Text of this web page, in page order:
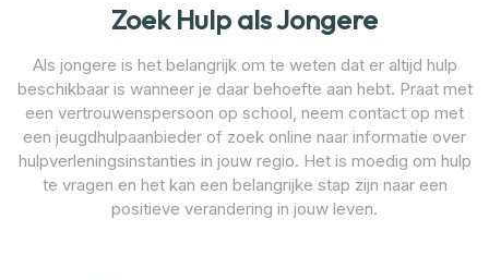
Zoek Hulp als Jongere
Als jongere is het belangrijk om te weten dat er altijd hulp
beschikbaar is wanneer je daar behoefte aan hebt. Praat met
een vertrouwenspersoon op school, neem contact op met
een jeugdhulpaanbieder of zoek online naar informatie over
hulpverleningsinstanties in jouw regio. Het is moedig om hulp
te vragen en het kan een belangrijke stap zijn naar een
positieve verandering in jouw leven.